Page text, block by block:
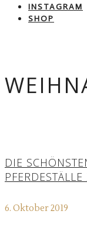
INSTAGRAM
SHOP
DIE
6. Oktober 2019